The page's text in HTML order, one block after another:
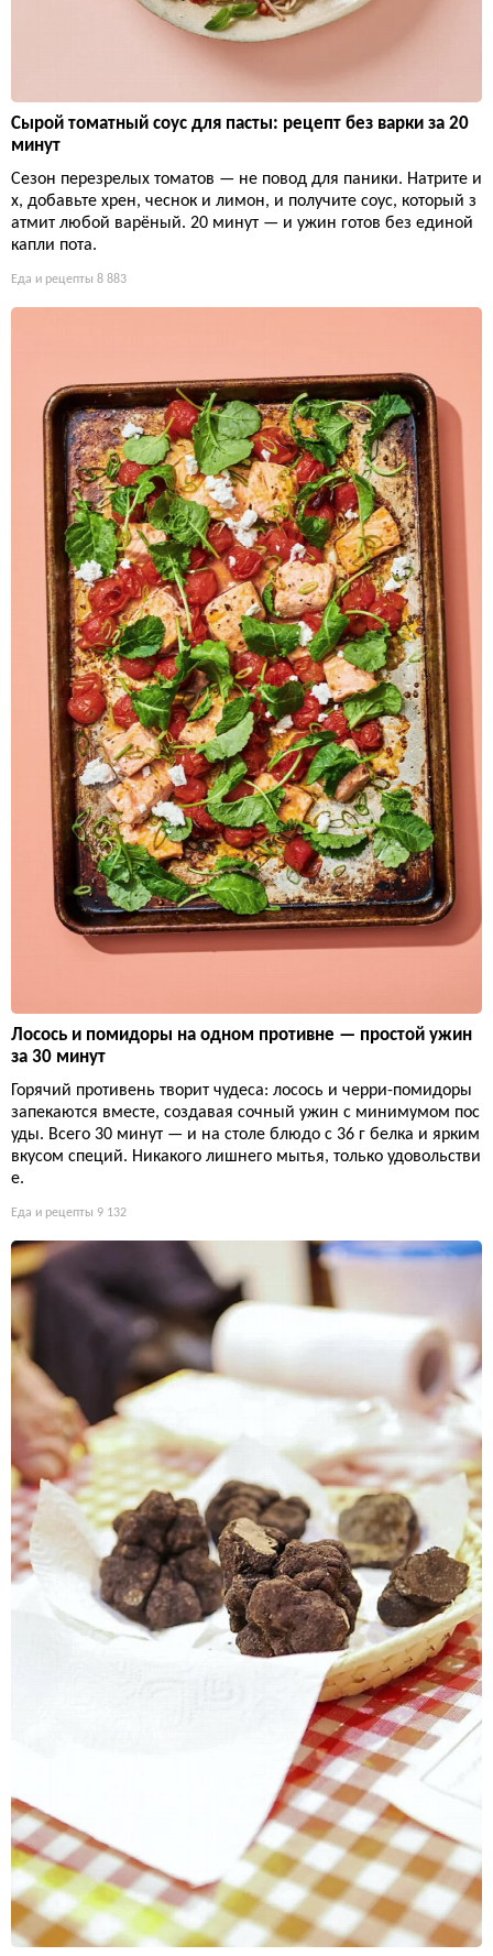
Сырой томатный соус для пасты: рецепт без варки за 20
минут
Сезон перезрелых томатов — не повод для паники. Натрите и
х, добавьте хрен, чеснок и лимон, и получите соус, который з
атмит любой варёный. 20 минут — и ужин готов без единой
капли пота.
Еда и рецепты 8 883
Лосось и помидоры на одном противне — простой ужин
за 30 минут
Горячий противень творит чудеса: лосось и черри-помидоры
запекаются вместе, создавая сочный ужин с минимумом пос
уды. Всего 30 минут — и на столе блюдо с 36 г белка и ярким
вкусом специй. Никакого лишнего мытья, только удовольстви
е.
Еда и рецепты 9 132